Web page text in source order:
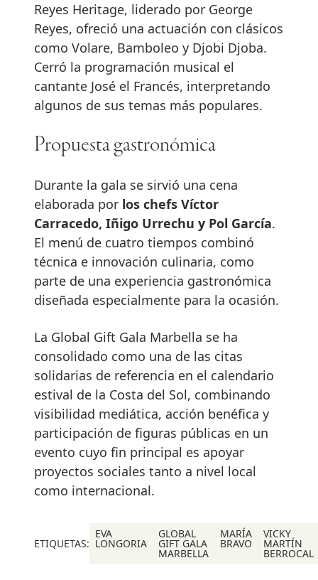
Reyes Heritage, liderado por George
Reyes, ofreció una actuación con clásicos
como Volare, Bamboleo y Djobi Djoba.
Cerró la programación musical el
cantante José el Francés, interpretando
algunos de sus temas más populares.
Propuesta gastronómica
Durante la gala se sirvió una cena
elaborada por los chefs Víctor
Carracedo, Iñigo Urrechu y Pol García.
El menú de cuatro tiempos combinó
técnica e innovación culinaria, como
parte de una experiencia gastronómica
diseñada especialmente para la ocasión.
La Global Gift Gala Marbella se ha
consolidado como una de las citas
solidarias de referencia en el calendario
estival de la Costa del Sol, combinando
visibilidad mediática, acción benéfica y
participación de figuras públicas en un
evento cuyo fin principal es apoyar
proyectos sociales tanto a nivel local
como internacional.
ETIQUETAS:
EVA
LONGORIA
GLOBAL
GIFT GALA
MARBELLA
MARÍA
BRAVO
VICKY
MARTÍN
BERROCAL